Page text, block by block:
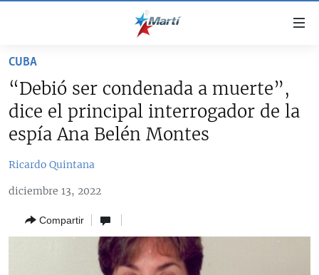
accesibilidad
contenido
principal
navegación
principal
CUBA
CUBA
SOBRE CUBA
ESTADOS UNIDOS
DEPORTES
ARTE Y ENTRETENIMIENTO
CUBA
“Debió ser condenada a muerte”,
dice el principal interrogador de la
espía Ana Belén Montes
Ricardo Quintana
diciembre 13, 2022
Compartir